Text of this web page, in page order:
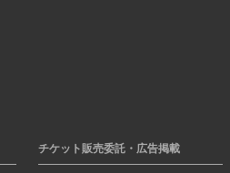
チケット販売委託・広告掲載